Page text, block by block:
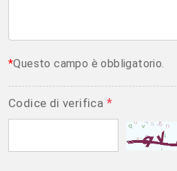
*Questo campo è obbligatorio.
Codice di verifica *